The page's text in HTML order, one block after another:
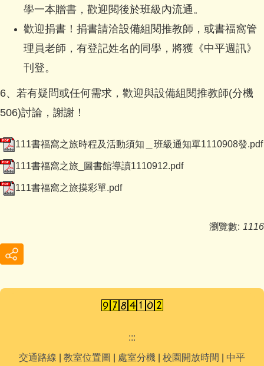
學一本贈書，歡迎閱後於班級內流通。
歡迎捐書！捐書請洽設備組閱推教師，或書福窩管
理員老師，有登記姓名的同學，將獲《中平週訊》
刊登。
6、若有疑問或任何需求，歡迎與設備組閱推教師(分機
506)討論，謝謝！
111書福窩之旅時程及活動須知＿班級通知單1110908發.pdf
111書福窩之旅_圖書館導讀1110912.pdf
111書福窩之旅摸彩單.pdf
瀏覽數: 1116
:::
交通路線
教室位置圖 處室分機 校園開放時間 中平